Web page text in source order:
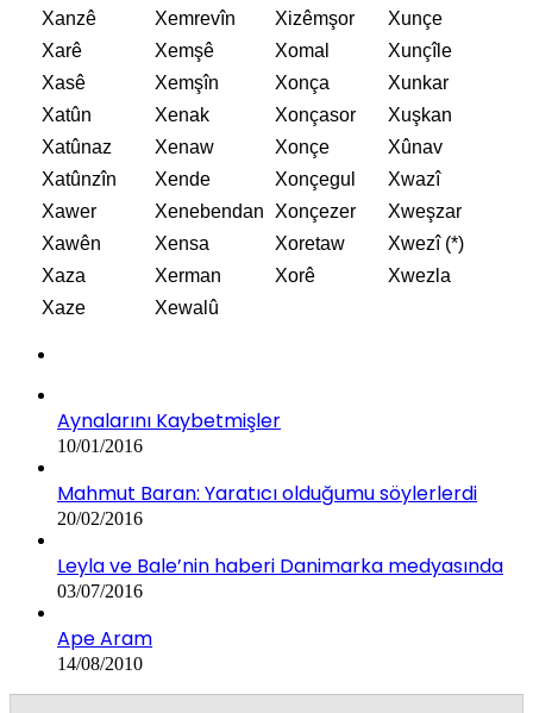
Xanzê
Xemrevîn Xizêmşor
Xunçe
Xarê
Xemşê Xomal
Xunçîle
Xasê
Xemşîn Xonça
Xunkar
Xatûn
Xenak Xonçasor
Xuşkan
Xatûnaz
Xenaw Xonçe
Xûnav
Xatûnzîn
Xende Xonçegul
Xwazî
Xawer
Xenebendan Xonçezer
Xweşzar
Xawên
Xensa Xoretaw
Xwezî (*)
Xaza
Xerman Xorê
Xwezla
Xaze
Xewalû
Aynalarını Kaybetmişler
10/01/2016
Mahmut Baran: Yaratıcı olduğumu söylerlerdi
20/02/2016
Leyla ve Bale’nin haberi Danimarka medyasında
03/07/2016
Ape Aram
14/08/2010